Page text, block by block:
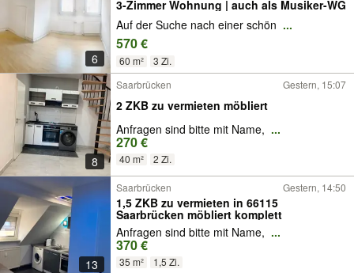
6
3-Zimmer Wohnung | auch als Musiker-WG
Auf der Suche nach einer schön ...
570 €
60 m² 3 Zi.
8
Saarbrücken Gestern, 15:07
2 ZKB zu vermieten möbliert
Anfragen sind bitte mit Name, ...
270 €
40 m² 2 Zi.
13
Saarbrücken Gestern, 14:50
1,5 ZKB zu vermieten in 66115
Saarbrücken möbliert komplett
Anfragen sind bitte mit Name, ...
370 €
35 m² 1,5 Zi.